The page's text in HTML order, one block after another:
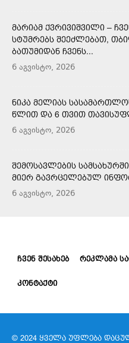
ᲛᲐᲠᲘᲐᲛ ᲥᲕᲠᲘᲕᲘᲨᲕᲘᲚᲘ –
ᲡᲢᲣᲛᲠᲔᲑᲡ ᲨᲔᲔᲫᲚᲔᲑᲐᲗ,
ᲑᲐᲗᲣᲛᲘᲓᲐᲜ ᲩᲕᲔᲜᲡ...
6 აგვისტო, 2026
ᲜᲘᲙᲐ ᲛᲔᲚᲘᲐᲡ
ᲬᲚᲘᲗ ᲓᲐ 6 ᲗᲕᲘᲗ
6 აგვისტო, 2026
ᲨᲔᲛᲝᲡᲐᲕᲚᲔᲑᲘᲡ
ᲛᲘᲔᲠ ᲒᲐᲕᲠᲪᲔᲚᲔᲑᲣᲚ
6 აგვისტო, 2026
ᲩᲕᲔᲜ ᲨᲔᲡᲐᲮᲔᲑ ᲠᲔᲙᲚᲐᲛᲐ
ᲙᲝᲜᲢᲐᲥᲢᲘ
© 2024 ᲧᲕᲔᲚᲐ ᲣᲤᲚᲔᲑᲐ